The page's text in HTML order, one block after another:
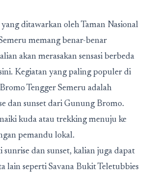
ditawarkan oleh Taman Nasional
memang benar-benar
akan merasakan sensasi berbeda
Kegiatan yang paling populer di
Tengger Semeru adalah
dan sunset dari Gunung Bromo.
kuda atau trekking menuju ke
pemandu lokal.
sunrise dan sunset, kalian juga dapat
lain seperti Savana Bukit Teletubbies